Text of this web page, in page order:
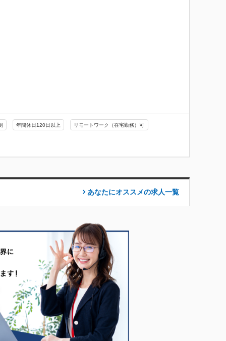
年間休日120日以上 リモートワーク（在宅勤務）可
あなたにオススメの求人一覧